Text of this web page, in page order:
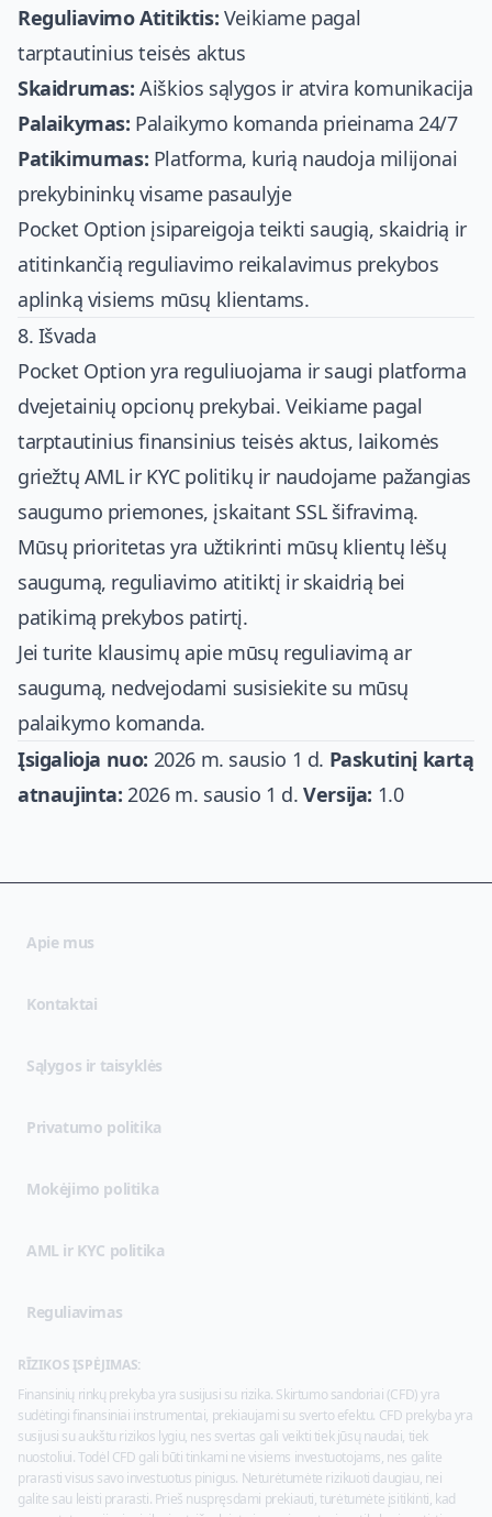
Reguliavimo Atitiktis: Veikiame pagal
tarptautinius teisės aktus
Skaidrumas: Aiškios sąlygos ir atvira komunikacija
Palaikymas: Palaikymo komanda prieinama 24/7
Patikimumas: Platforma, kurią naudoja milijonai
prekybininkų visame pasaulyje
Pocket Option įsipareigoja teikti saugią, skaidrią ir
atitinkančią reguliavimo reikalavimus prekybos
aplinką visiems mūsų klientams.
8. Išvada
Pocket Option yra reguliuojama ir saugi platforma
dvejetainių opcionų prekybai. Veikiame pagal
tarptautinius finansinius teisės aktus, laikomės
griežtų AML ir KYC politikų ir naudojame pažangias
saugumo priemones, įskaitant SSL šifravimą.
Mūsų prioritetas yra užtikrinti mūsų klientų lėšų
saugumą, reguliavimo atitiktį ir skaidrią bei
patikimą prekybos patirtį.
Jei turite klausimų apie mūsų reguliavimą ar
saugumą, nedvejodami susisiekite su mūsų
palaikymo komanda.
Įsigalioja nuo: 2026 m. sausio 1 d. Paskutinį kartą
atnaujinta: 2026 m. sausio 1 d.Versija: 1.0
Apie mus
Kontaktai
Sąlygos ir taisyklės
Privatumo politika(opens in new tab)
Mokėjimo politika
AML ir KYC politika
Reguliavimas
RĪZIKOS ĮSPĖJIMAS:
Finansinių rinkų prekyba yra susijusi su rizika. Skirtumo sandoriai (CFD) yra
sudėtingi finansiniai instrumentai, prekiaujami su sverto efektu. CFD prekyba yra
susijusi su aukštu rizikos lygiu, nes svertas gali veikti tiek jūsų naudai, tiek
nuostoliui. Todėl CFD gali būti tinkami ne visiems investuotojams, nes galite
prarasti visus savo investuotus pinigus. Neturėtumėte rizikuoti daugiau, nei
galite sau leisti prarasti. Prieš nuspręsdami prekiauti, turėtumėte įsitikinti, kad